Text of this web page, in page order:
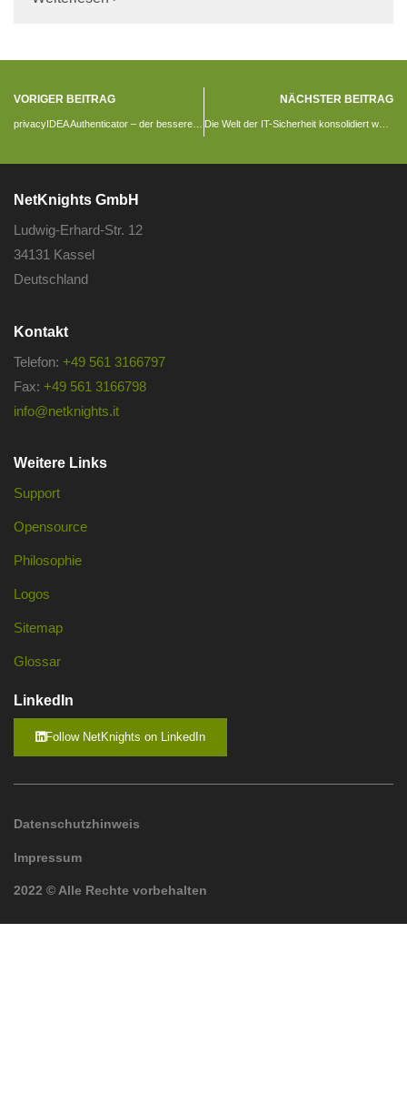
VORIGER BEITRAG NÄCHSTER BEITRAG
Die Welt der IT-Sicherheit konsolidiert weiter
NetKnights GmbH
Ludwig-Erhard-Str. 12
34131 Kassel
Deutschland
Kontakt
Telefon: +49 561 3166797
Fax: +49 561 3166798
info@netknights.it
Weitere Links
Support
Opensource
Philosophie
Logos
Sitemap
Glossar
LinkedIn
Follow NetKnights on LinkedIn
Datenschutzhinweis
Impressum
2022 © Alle Rechte vorbehalten